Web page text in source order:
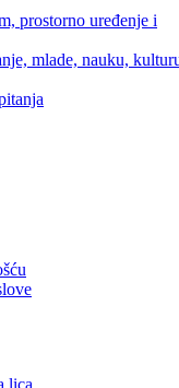
poslove
zdravstvo,
prostorno uređenje i
mlade, nauku,